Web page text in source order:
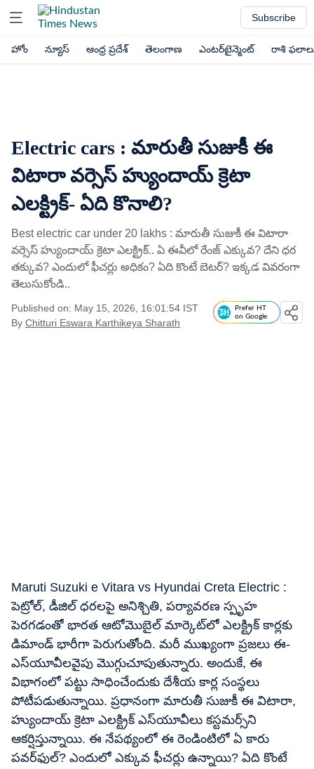
Subscribe
హోం న్యూస్ ఆంధ్ర ప్రదేశ్ తెలంగాణ ఎంటర్‌టైన్మెంట్ రాశి
Electric cars : మారుతీ సుజుకీ ఈ
విటారా వర్సెస్​ హ్యుందాయ్ క్రెటా
ఎలక్ట్రిక్​- ఏది కొనాలి?
Best electric car under 20 lakhs : మారుతీ సుజుకీ ఈ విటారా
వర్సెస్​ హ్యుందాయ్ క్రెటా ఎలక్ట్రిక్.. ఏ ఈవీలో రేంజ్​ ఎక్కువ? దేని ధర
తక్కువ? ఎందులో ఫీచర్లు అధికం? ఏది కొంటే బెటర్? ఇక్కడ వివరంగా
తెలుసుకోండి..
Published on: May 15, 2026, 16:01:54 IST
By Chitturi Eswara Karthikeya Sharath
Prefer HT
on Google
Maruti Suzuki e Vitara vs Hyundai Creta Electric :
పెట్రోల్​, డీజిల్​ ధరలపై అనిశ్చితి, పర్యావరణ స్పృహ
పెరగడంతో భారత ఆటోమొబైల్ మార్కెట్​లో ఎలక్ట్రిక్ కార్లకు
డిమాండ్ భారీగా పెరుగుతోంది. మరీ ముఖ్యంగా ప్రజలు ఈ-
ఎస్​యూవీలవైపు మొగ్గుచూపుతున్నారు. అందుకే, ఈ
విభాగంలో పట్టు సాధించేందుకు దేశీయ కార్ల సంస్థలు
పోటీపడుతున్నాయి. ప్రధానంగా మారుతీ సుజుకీ ఈ విటారా,
హ్యుందాయ్ క్రెటా ఎలక్ట్రిక్​ ఎస్​యూవీలు కస్టమర్స్​ని
ఆకర్షిస్తున్నాయి. ఈ నేపథ్యంలో ఈ రెండింటిలో ఏ కారు
పవర్‌ఫుల్? ఎందులో ఎక్కువ ఫీచర్లు ఉన్నాయి? ఏది కొంటే